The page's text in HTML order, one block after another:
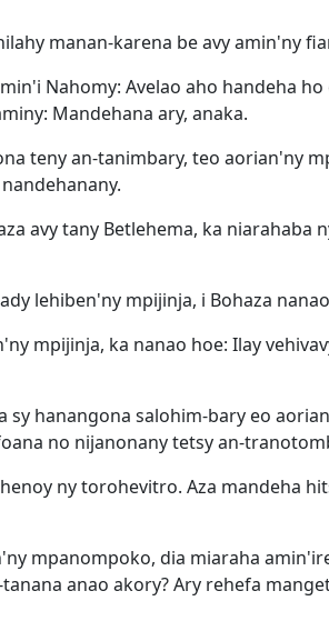
manan-karena be avy amin'ny
Nahomy: Avelao aho handeha
Mandehana ary, anaka.
teny an-tanimbary, teo aorian'ny
avy tany Betlehema, ka
lehiben'ny mpijinja, i Bohaza
mpijinja, ka nanao hoe: Ilay
sy hanangona salohim-bary eo
no nijanonany tetsy an-
ny torohevitro. Aza mandeha
mpanompoko, dia miaraha
anao akory? Ary rehefa